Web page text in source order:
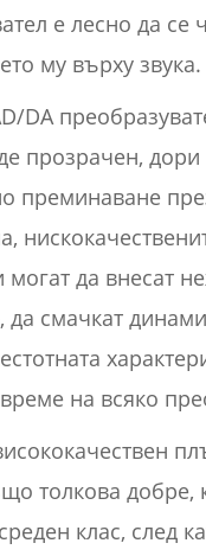
е лесно да се
му върху звука.
DA
прозрачен, дори
преминаване
могат да внесат
да смачкат
на всяко
толкова добре,
клас, след